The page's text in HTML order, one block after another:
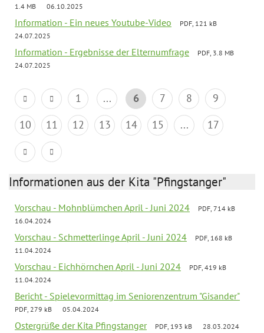
1.4 MB
06.10.2025
Information - Ein neues Youtube-Video
PDF, 121 kB
24.07.2025
Information - Ergebnisse der Elternumfrage
PDF, 3.8 MB
24.07.2025
1 ... 6 7 8
9
10
11 12 13 14 15 ... 17
Informationen aus der Kita "Pfingstanger"
Vorschau - Mohnblümchen April - Juni 2024
PDF, 714 kB
16.04.2024
Vorschau - Schmetterlinge April - Juni 2024
PDF, 168 kB
11.04.2024
Vorschau - Eichhörnchen April - Juni 2024
PDF, 419 kB
11.04.2024
Bericht - Spielevormittag im Seniorenzentrum "Gisander"
PDF, 279 kB 05.04.2024
Ostergrüße der Kita Pfingstanger PDF, 193 kB 28.03.2024